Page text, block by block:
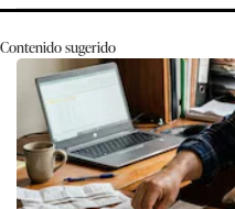
Contenido sugerido